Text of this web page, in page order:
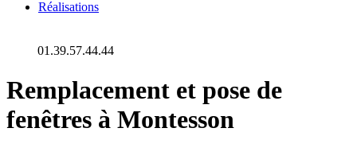
Réalisations
01.39.57.44.44
Remplacement et pose de
fenêtres à Montesson